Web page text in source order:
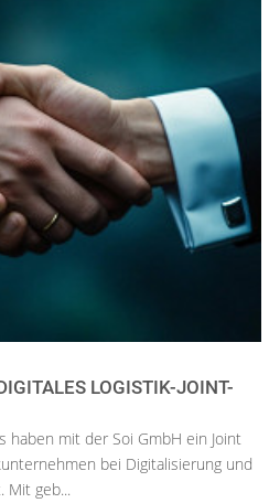
LOGISTIK-JOINT-
haben mit der Soi GmbH ein Joint
bei Digitalisierung und
Mit geb...